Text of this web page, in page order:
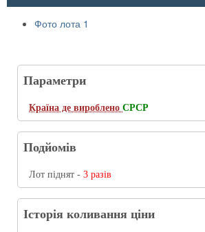
Фото лота 1
Параметри
Країна де вироблено СРСР
Подйомів
Лот піднят - 3 разів
Історія коливання ціни